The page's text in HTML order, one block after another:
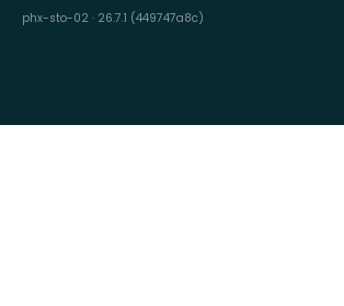
phx-sto-02 · 26.7.1 (449747a8c)